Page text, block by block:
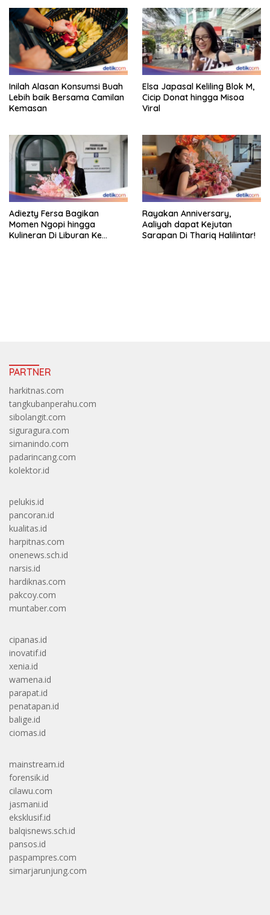
Inilah Alasan Konsumsi Buah
Lebih baik Bersama Camilan
Kemasan
Elsa Japasal Keliling Blok M,
Cicip Donat hingga Misoa
Viral
Adiezty Fersa Bagikan
Momen Ngopi hingga
Kulineran Di Liburan Ke
Rayakan Anniversary,
Aaliyah dapat Kejutan
Sarapan Di Thariq Halilintar!
PARTNER
harkitnas.com
tangkubanperahu.com
sibolangit.com
siguragura.com
simanindo.com
padarincang.com
kolektor.id
pelukis.id
pancoran.id
kualitas.id
harpitnas.com
onenews.sch.id
narsis.id
hardiknas.com
pakcoy.com
muntaber.com
cipanas.id
inovatif.id
xenia.id
wamena.id
parapat.id
penatapan.id
balige.id
ciomas.id
mainstream.id
forensik.id
cilawu.com
jasmani.id
eksklusif.id
balqisnews.sch.id
pansos.id
paspampres.com
simarjarunjung.com